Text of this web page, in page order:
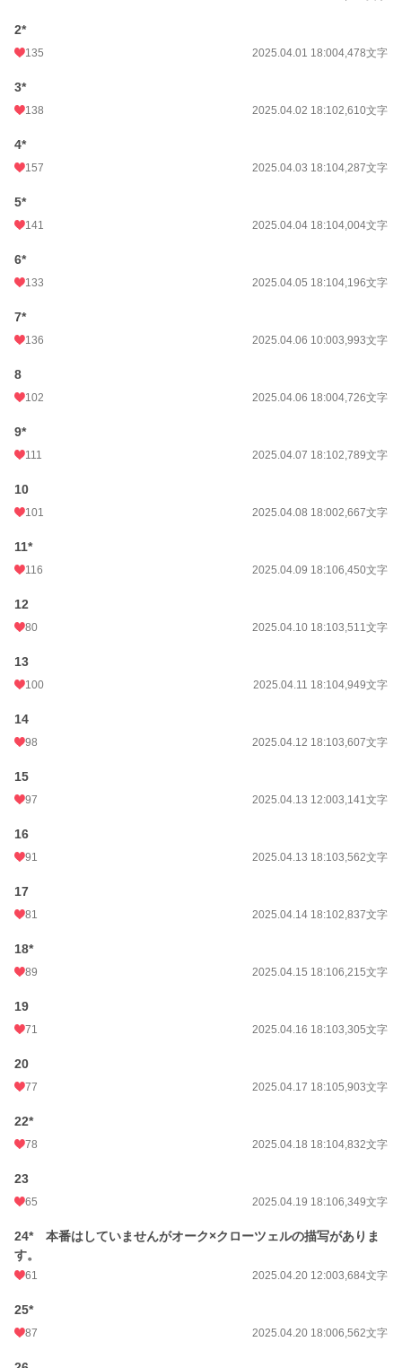
文字数
更新日時
初回公開日時
初回完結日時
月間ポイント
2*
135 2025.04.01 18:004,478文字
3*
138 2025.04.02 18:102,610文字
4*
157 2025.04.03 18:104,287文字
5*
141 2025.04.04 18:104,004文字
6*
133 2025.04.05 18:104,196文字
7*
136 2025.04.06 10:003,993文字
8
102 2025.04.06 18:004,726文字
9*
111 2025.04.07 18:102,789文字
10
101 2025.04.08 18:002,667文字
11*
116 2025.04.09 18:106,450文字
12
80 2025.04.10 18:103,511文字
13
100 2025.04.11 18:104,949文字
14
98 2025.04.12 18:103,607文字
15
97 2025.04.13 12:003,141文字
16
91 2025.04.13 18:103,562文字
17
81 2025.04.14 18:102,837文字
18*
89 2025.04.15 18:106,215文字
19
71 2025.04.16 18:103,305文字
20
77 2025.04.17 18:105,903文字
22*
78 2025.04.18 18:104,832文字
23
65 2025.04.19 18:106,349文字
24* 本番はしていませんがオーク×クローツェルの描写がありま
す。
61 2025.04.20 12:003,684文字
25*
87 2025.04.20 18:006,562文字